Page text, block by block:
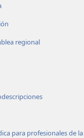
regional
para profesionales de